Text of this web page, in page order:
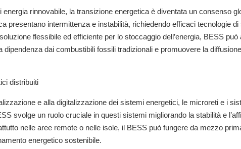
rinnovabile, la transizione energetica è diventata un consenso
presentano intermittenza e instabilità, richiedendo efficaci tecnologie
flessibile ed efficiente per lo stoccaggio dell’energia, BESS può
dipendenza dai combustibili fossili tradizionali e promuovere la
distribuiti
e alla digitalizzazione dei sistemi energetici, le microreti e i
svolge un ruolo cruciale in questi sistemi migliorando la stabilità e
nelle aree remote o nelle isole, il BESS può fungere da mezzo
energetico sostenibile.